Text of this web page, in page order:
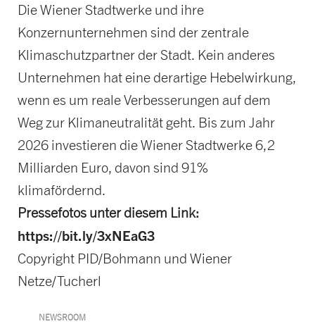
Die Wiener Stadtwerke und ihre
Konzernunternehmen sind der zentrale
Klimaschutzpartner der Stadt. Kein anderes
Unternehmen hat eine derartige Hebelwirkung,
wenn es um reale Verbesserungen auf dem
Weg zur Klimaneutralität geht. Bis zum Jahr
2026 investieren die Wiener Stadtwerke 6,2
Milliarden Euro, davon sind 91%
klimafördernd.
Pressefotos unter diesem Link:
https://bit.ly/3xNEaG3
Copyright PID/Bohmann und Wiener
Netze/Tucherl
NEWSROOM